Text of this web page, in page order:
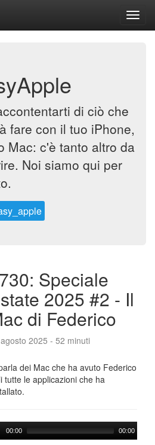
di ciò che
fare con il tuo iPhone,
Mac: c'è tanto altro da
Noi siamo qui per
Speciale
2025 #2 - Il
di Federico
2025 - 52 minuti
dei Mac che ha avuto Federico
tutte le applicazioni che ha
00:00 00:00